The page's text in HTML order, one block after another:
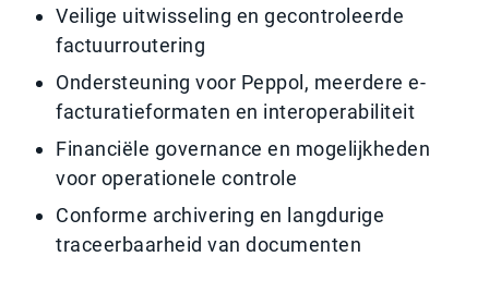
Veilige uitwisseling en gecontroleerde
factuurroutering
Ondersteuning voor Peppol, meerdere e-
facturatieformaten en interoperabiliteit
Financiële governance en mogelijkheden
voor operationele controle
Conforme archivering en langdurige
traceerbaarheid van documenten